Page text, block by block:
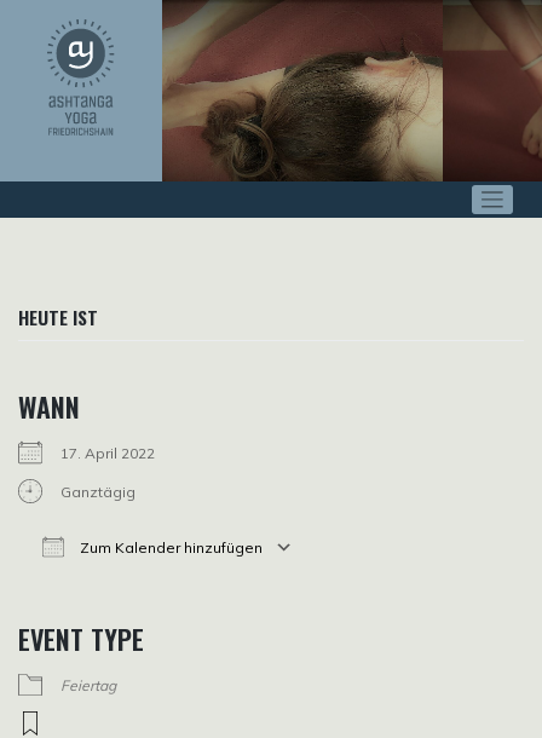
springen
HEUTE IST
WANN
17. April 2022
Ganztägig
Zum Kalender hinzufügen
EVENT TYPE
Feiertag